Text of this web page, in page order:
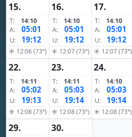
15.
T:
14:10
A:
05:01
U: 19:12
☀ 12:06 (73°)
16.
T:
14:10
A:
05:01
U: 19:12
☀ 12:07 (73°)
17.
T:
14:10
A:
05:01
U: 19:12
☀ 12:07 (73°)
22.
T:
14:11
A:
05:02
U: 19:13
☀ 12:08 (73°)
23.
T:
14:11
A:
05:03
U: 19:14
☀ 12:08 (73°)
24.
T:
14:10
A:
05:03
U: 19:14
☀ 12:08 (73°)
29. 30.